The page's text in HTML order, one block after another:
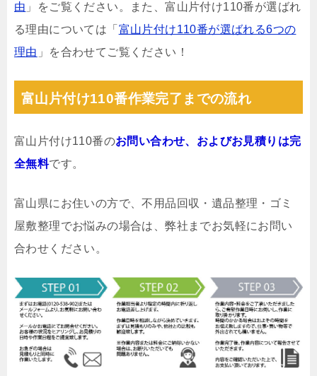
由 」をご覧ください。また、富山片付け110番が選ばれ
る理由については「 富山片付け110番が選ばれる6つの
理由 」を合わせてご覧ください！
富山片付け110番作業完了までの流れ
富山片付け110番のお問い合わせ、およびお見積りは完
全無料です。
富山県にお住いの方で、不用品回収・遺品整理・ゴミ
屋敷整理でお悩みの場合は、弊社までお気軽にお問い
合わせください。